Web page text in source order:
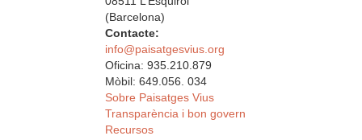
(Barcelona)
Contacte:
info@paisatgesvius.org
Oficina: 935.210.879
Mòbil: 649.056. 034
Sobre Paisatges Vius
Transparència i bon govern
Recursos